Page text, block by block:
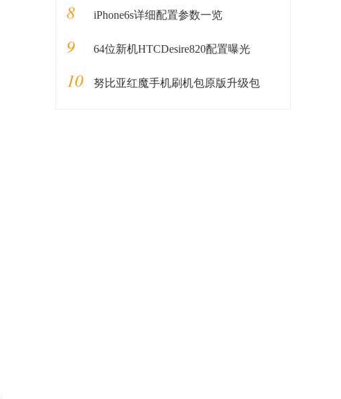
8 iPhone6s详细配置参数一览
9 64位新机HTCDesire820配置曝光
10 努比亚红魔手机刷机包原版升级包